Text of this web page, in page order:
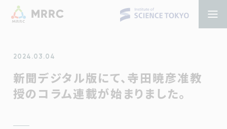
MRRC
2024.03.04
新聞デジタル版にて、寺田暁彦准教
授のコラム連載が始まりました。